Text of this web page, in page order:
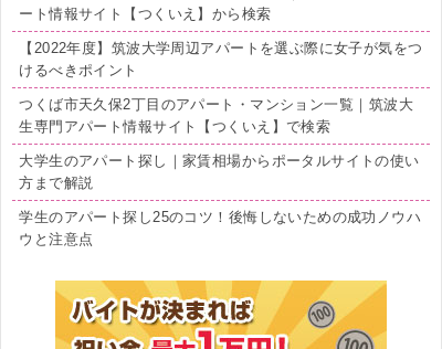
ート情報サイト【つくいえ】から検索
【2022年度】筑波大学周辺アパートを選ぶ際に女子が気をつ
けるべきポイント
つくば市天久保2丁目のアパート・マンション一覧｜筑波大
生専門アパート情報サイト【つくいえ】で検索
大学生のアパート探し｜家賃相場からポータルサイトの使い
方まで解説
学生のアパート探し25のコツ！後悔しないための成功ノウハ
ウと注意点